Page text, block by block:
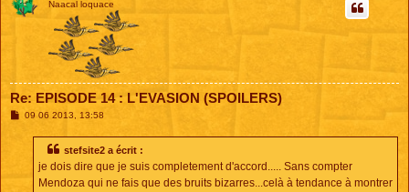
Naacal loquace
Re: EPISODE 14 : L'EVASION (SPOILERS)
M09 06 2013, 13:58
stefsite2 a écrit :
je dois dire que je suis completement d'accord..... Sans compter
Mendoza qui ne fais que des bruits bizarres...celà à tendance à montrer